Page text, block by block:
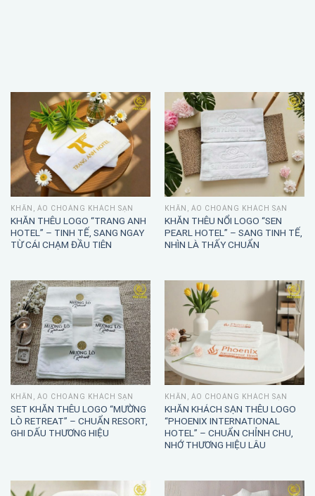
KHĂN, ÁO CHOÀNG KHÁCH SẠN
KHĂN THÊU LOGO “TRANG ANH
HOTEL” – TINH TẾ, SANG NGAY
TỪ CÁI CHẠM ĐẦU TIÊN
KHĂN, ÁO CHOÀNG KHÁCH SẠN
KHĂN THÊU NỔI LOGO “SEN
PEARL HOTEL” – SANG TINH TẾ,
NHÌN LÀ THẤY CHUẨN
KHĂN, ÁO CHOÀNG KHÁCH SẠN
SET KHĂN THÊU LOGO “MƯỜNG
LÒ RETREAT” – CHUẨN RESORT,
GHI DẤU THƯƠNG HIỆU
KHĂN, ÁO CHOÀNG KHÁCH SẠN
KHĂN KHÁCH SẠN THÊU LOGO
“PHOENIX INTERNATIONAL
HOTEL” – CHUẨN CHỈNH CHU,
NHỚ THƯƠNG HIỆU LÂU